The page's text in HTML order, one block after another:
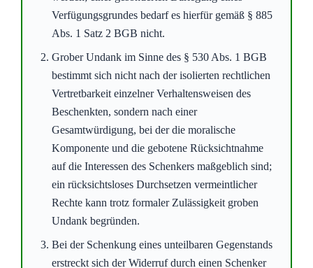
einen einheitlichen Schenkungsgegenstand
sprechen.
Grober Undank: Gesamtverhalten entscheidet, nicht Einzeltat
Praxis-Hinweis: Erleichterte Absicherung
Der entscheidende Vorteil für Schenker in dieser
Situation ist eine verfahrensrechtliche Erleichterung:
Um eine Vormerkung im Grundbuch per Eilverfahren